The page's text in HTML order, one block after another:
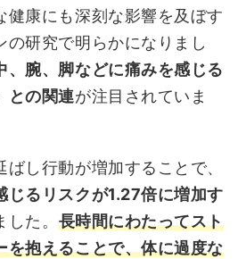
健康にも深刻な影響を及ぼす
の研究で明らかになりまし
、腕、脚などに痛みを感じる
との関連が注目されていま
し行動が増加することで、
じるリスクが1.27倍に増加す
した。 長時間にわたってスト
を抱えることで、体に過度な